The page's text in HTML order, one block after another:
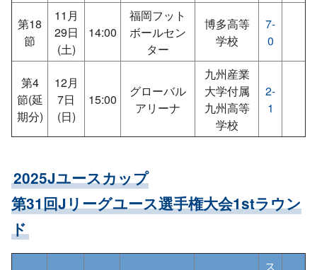
第18
節
11月
29日
(土)
14:00
福岡フット
ボールセン
ター
博多高等
学校
7-
0
第4
節(延
期分)
12月
7日
(日)
15:00
グローバル
アリーナ
九州産業
大学付属
九州高等
学校
2-
1
2025Jユースカップ
第31回Jリーグユース選手権大会1stラウン
ド
ス